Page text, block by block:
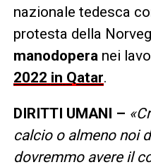
nazionale tedesca
protesta della
manodoperanei
2022 in Qatar.
DIRITTI UMANI –
calcio o almeno noi
dovremmo avere il